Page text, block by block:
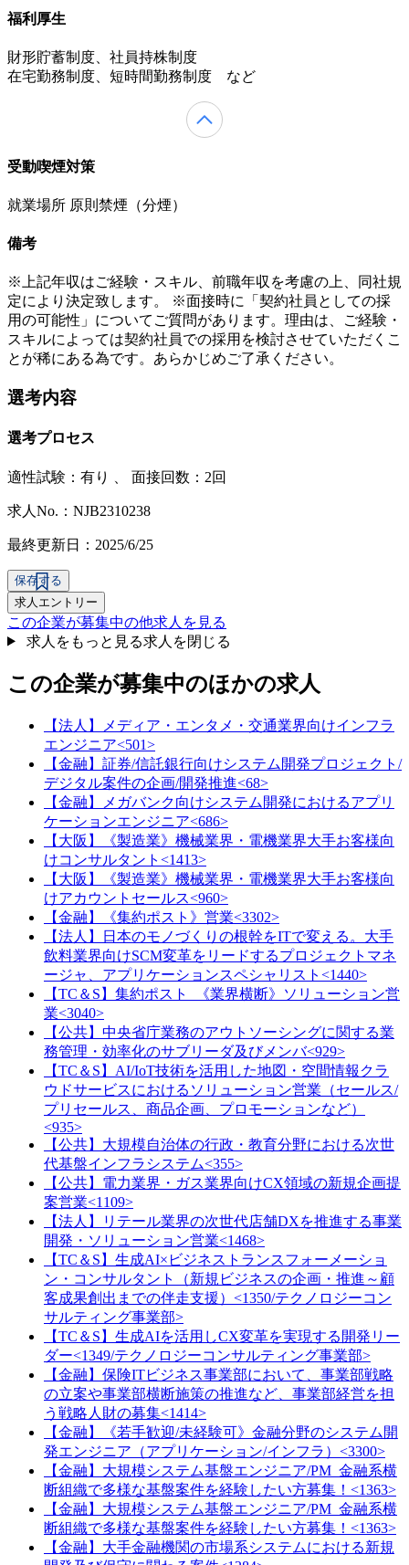
福利厚生
財形貯蓄制度、社員持株制度
在宅勤務制度、短時間勤務制度 など
受動喫煙対策
就業場所 原則禁煙（分煙）
備考
※上記年収はご経験・スキル、前職年収を考慮の上、同社規
定により決定致します。 ※面接時に「契約社員としての採
用の可能性」についてご質問があります。理由は、ご経験・
スキルによっては契約社員での採用を検討させていただくこ
とが稀にある為です。あらかじめご了承ください。
選考内容
選考プロセス
適性試験： 有り 面接回数：2回
求人No.：NJB2310238
最終更新日：2025/6/25
保存する
求人エントリー
この企業が募集中の他求人を見る
求人をもっと見る求人を閉じる
この企業が募集中のほかの求人
【法人】メディア・エンタメ・交通業界向けインフラ
エンジニア<501>
【金融】証券/信託銀行向けシステム開発プロジェクト/
デジタル案件の企画/開発推進<68>
【金融】メガバンク向けシステム開発におけるアプリ
ケーションエンジニア<686>
【大阪】《製造業》機械業界・電機業界大手お客様向
けコンサルタント<1413>
【大阪】《製造業》機械業界・電機業界大手お客様向
けアカウントセールス<960>
【金融】《集約ポスト》営業<3302>
【法人】日本のモノづくりの根幹をITで変える。大手
飲料業界向けSCM変革をリードするプロジェクトマネ
ージャ、アプリケーションスペシャリスト<1440>
【TC＆S】集約ポスト_《業界横断》ソリューション営
業<3040>
【公共】中央省庁業務のアウトソーシングに関する業
務管理・効率化のサブリーダ及びメンバ<929>
【TC＆S】AI/IoT技術を活用した地図・空間情報クラ
ウドサービスにおけるソリューション営業（セールス/
プリセールス、商品企画、プロモーションなど）
<935>
【公共】大規模自治体の行政・教育分野における次世
代基盤インフラシステム<355>
【公共】電力業界・ガス業界向けCX領域の新規企画提
案営業<1109>
【法人】リテール業界の次世代店舗DXを推進する事業
開発・ソリューション営業<1468>
【TC＆S】生成AI×ビジネストランスフォーメーショ
ン・コンサルタント（新規ビジネスの企画・推進～顧
客成果創出までの伴走支援）<1350/テクノロジーコン
サルティング事業部>
【TC＆S】生成AIを活用しCX変革を実現する開発リー
ダー<1349/テクノロジーコンサルティング事業部>
【金融】保険ITビジネス事業部において、事業部戦略
の立案や事業部横断施策の推進など、事業部経営を担
う戦略人財の募集<1414>
【金融】《若手歓迎/未経験可》金融分野のシステム開
発エンジニア（アプリケーション/インフラ）<3300>
【金融】大規模システム基盤エンジニア/PM_金融系横
断組織で多様な基盤案件を経験したい方募集！<1363>
【金融】大規模システム基盤エンジニア/PM_金融系横
断組織で多様な基盤案件を経験したい方募集！<1363>
【金融】大手金融機関の市場系システムにおける新規